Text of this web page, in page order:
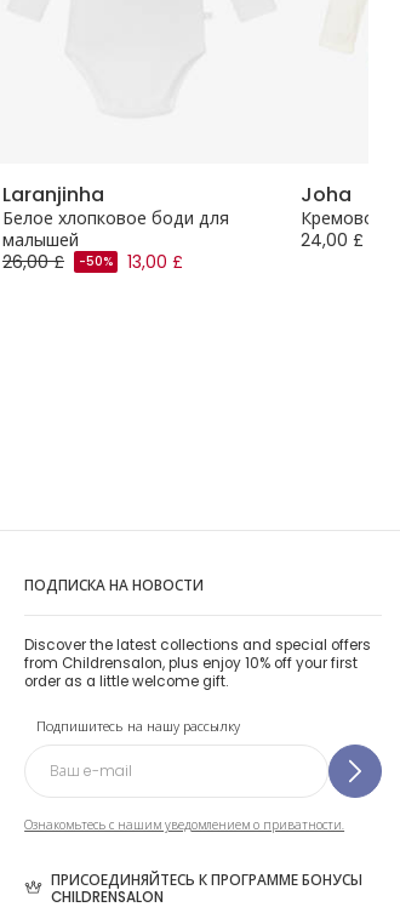
Laranjinha
Белое хлопковое боди для
малышей
26,00 £
-50% 13,00 £
Joha
Кремовое
24,00 £
ПОДПИСКА НА НОВОСТИ
Discover the latest collections and special offers
from Childrensalon, plus enjoy 10% off your first
order as a little welcome gift.
Подпишитесь на нашу рассылку
Ознакомьтесь с нашим уведомлением о приватности.
ПРИСОЕДИНЯЙТЕСЬ К ПРОГРАММЕ БОНУСЫ
CHILDRENSALON